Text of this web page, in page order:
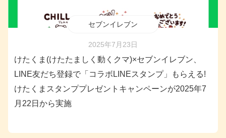
セブンイレブン
2025年7月23日
けたくま(けたたましく動くクマ)×セブンイレブン、
LINE友だち登録で「コラボLINEスタンプ」もらえる!
けたくまスタンププレゼントキャンペーンが2025年7
月22日から実施